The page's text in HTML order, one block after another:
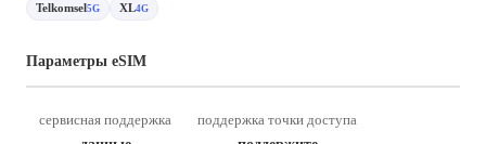
Telkomsel5G XL4G
Параметры eSIM
сервисная поддержка
поддержка точки доступа